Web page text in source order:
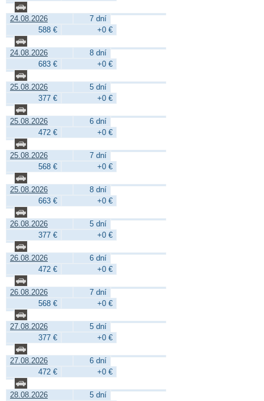
24.08.2026
7 dní
588 €
+0 €
24.08.2026
8 dní
683 €
+0 €
25.08.2026
5 dní
377 €
+0 €
25.08.2026
6 dní
472 €
+0 €
25.08.2026
7 dní
568 €
+0 €
25.08.2026
8 dní
663 €
+0 €
26.08.2026
5 dní
377 €
+0 €
26.08.2026
6 dní
472 €
+0 €
26.08.2026
7 dní
568 €
+0 €
27.08.2026
5 dní
377 €
+0 €
27.08.2026
6 dní
472 €
+0 €
28.08.2026
5 dní